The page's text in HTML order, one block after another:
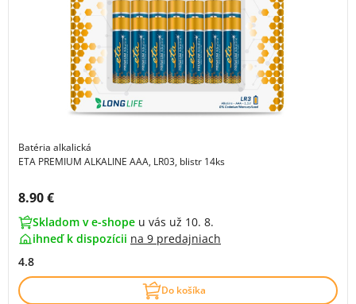
Batéria alkalická
ETA PREMIUM ALKALINE AAA, LR03, blistr 14ks
Cena s DPH:
8.90 €
Skladom v e-shope u vás už 10. 8.
ihneď k dispozícii na 9 predajniach
4.8
Do košíka